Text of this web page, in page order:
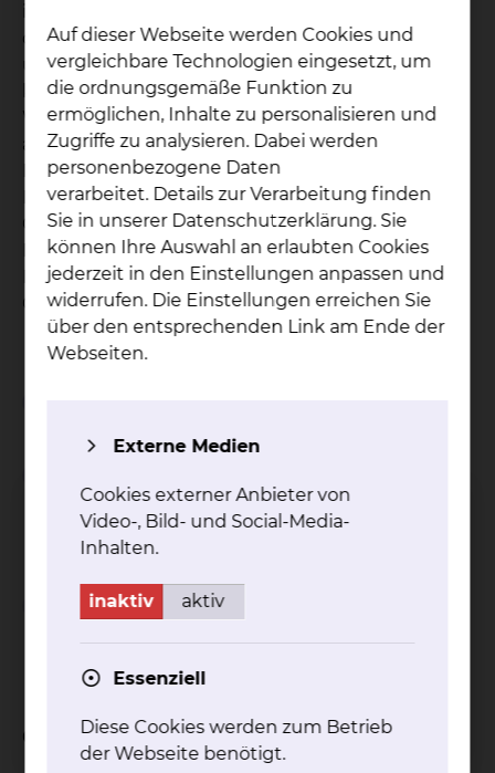
dass die Bestandteile des Medienpaketes „Sky
und Telefon“ nicht einzeln gebucht werden
können. Für Patienten, die eine
Wahlleistungsvereinbarung „Unterkunft“
abgeschlossen haben, sind die Kosten des
Medienpaktes mit den Zuschlägen je
Berechnungstag abgegolten. Die entstandenen
Gesprächsgebühren werden Ihnen gesondert in
Rechnung gestellt. Die Kosten für das
Medienpaket betragen 3 € pro Tag zzgl. 0,10 € pro
Gesprächseinheit.
Inanspruchnahme von
Wahlleistungen
Abschlagszahlungen bei
Wahlleistungen
Celler Straße: Buchungsformular
Auf dieser Webseite werden Cookies und
vergleichbare Technologien eingesetzt, um
die ordnungsgemäße Funktion zu
ermöglichen, Inhalte zu personalisieren und
Zugriffe zu analysieren. Dabei werden
personenbezogene Daten
verarbeitet. Details zur Verarbeitung finden
Sie in unserer Datenschutzerklärung. Sie
können Ihre Auswahl an erlaubten Cookies
jederzeit in den Einstellungen anpassen und
widerrufen. Die Einstellungen erreichen Sie
über den entsprechenden Link am Ende der
Webseiten.
Externe Medien
Cookies externer Anbieter von
Video-, Bild- und Social-Media-
Inhalten.
inaktiv aktiv
Essenziell
Diese Cookies werden zum Betrieb
der Webseite benötigt.